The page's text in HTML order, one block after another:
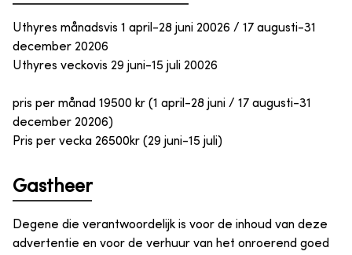
Uthyres månadsvis 1 april-28 juni 20026 / 17 augusti-31
december 20206
Uthyres veckovis 29 juni-15 juli 20026
pris per månad 19500 kr (1 april-28 juni / 17 augusti-31
december 20206)
Pris per vecka 26500kr (29 juni-15 juli)
Gastheer
Degene die verantwoordelijk is voor de inhoud van deze
advertentie en voor de verhuur van het onroerend goed